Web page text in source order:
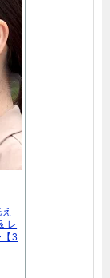
レ
【3